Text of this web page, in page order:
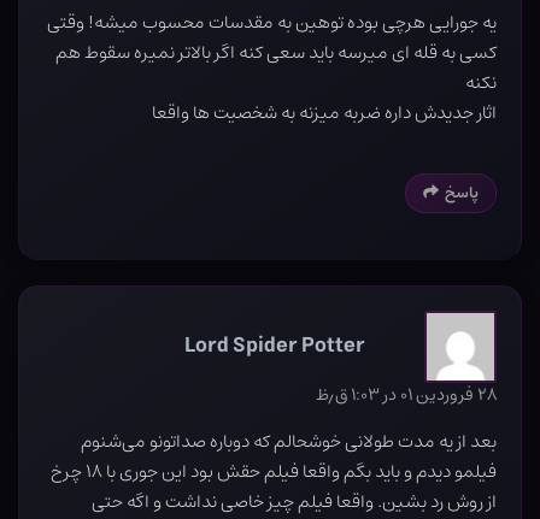
یه جورایی هرچی بوده توهین به مقدسات محسوب میشه! وقتی
کسی به قله ای میرسه باید سعی کنه اگر بالاتر نمیره سقوط هم
نکنه
اثار جدیدش داره ضربه میزنه به شخصیت ها واقعا
پاسخ
Lord Spider Potter
۲۸ فروردین ۰۱ در ۱:۰۳ ق٫ظ
بعد از یه مدت طولانی خوشحالم که دوباره صداتونو می‌شنوم
فیلمو دیدم و باید بگم واقعا فیلم حقش بود این جوری با ١٨ چرخ
از روش رد بشین. واقعا فیلم چیز خاصی نداشت و اگه حتی